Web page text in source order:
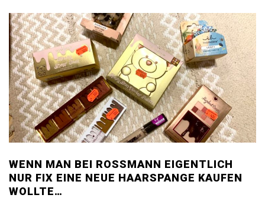
WENN MAN BEI ROSSMANN EIGENTLICH
NUR FIX EINE NEUE HAARSPANGE KAUFEN
WOLLTE…